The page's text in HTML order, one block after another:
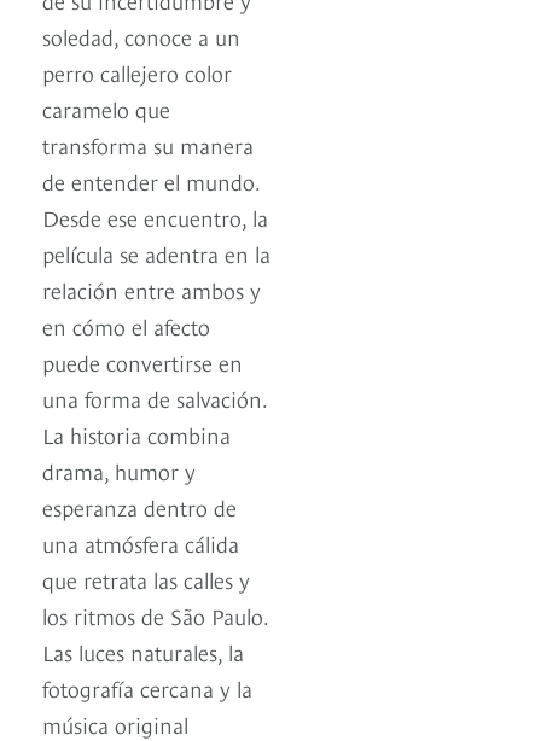
soledad, conoce a un
perro callejero color
caramelo que
transforma su manera
de entender el mundo.
Desde ese encuentro, la
película se adentra en la
relación entre ambos y
en cómo el afecto
puede convertirse en
una forma de salvación.
La historia combina
drama, humor y
esperanza dentro de
una atmósfera cálida
que retrata las calles y
los ritmos de São Paulo.
Las luces naturales, la
fotografía cercana y la
música original